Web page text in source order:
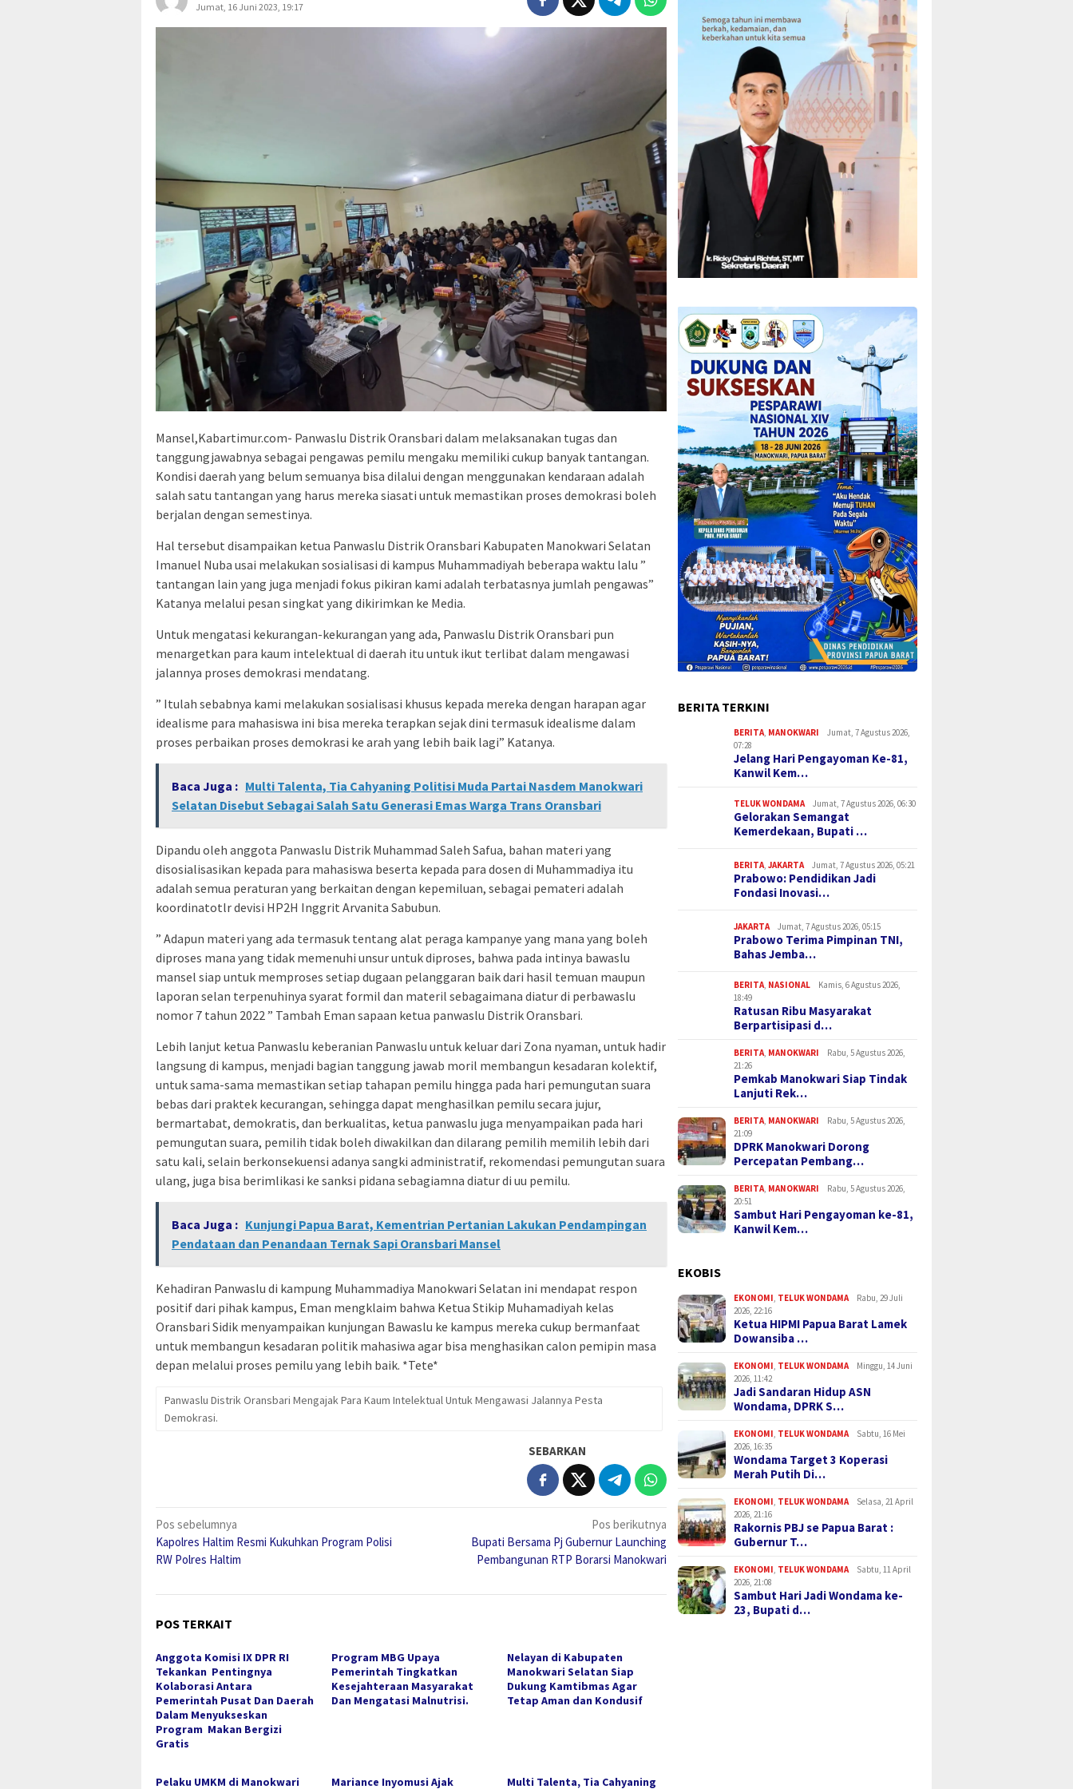
Jumat, 16 Juni 2023, 19:17
Mansel,Kabartimur.com- Panwaslu Distrik Oransbari dalam melaksanakan tugas dan
tanggungjawabnya sebagai pengawas pemilu mengaku memiliki cukup banyak tantangan.
Kondisi daerah yang belum semuanya bisa dilalui dengan menggunakan kendaraan adalah
salah satu tantangan yang harus mereka siasati untuk memastikan proses demokrasi boleh
berjalan dengan semestinya.
Hal tersebut disampaikan ketua Panwaslu Distrik Oransbari Kabupaten Manokwari Selatan
Imanuel Nuba usai melakukan sosialisasi di kampus Muhammadiyah beberapa waktu lalu ”
tantangan lain yang juga menjadi fokus pikiran kami adalah terbatasnya jumlah pengawas”
Katanya melalui pesan singkat yang dikirimkan ke Media.
Untuk mengatasi kekurangan-kekurangan yang ada, Panwaslu Distrik Oransbari pun
menargetkan para kaum intelektual di daerah itu untuk ikut terlibat dalam mengawasi
jalannya proses demokrasi mendatang.
” Itulah sebabnya kami melakukan sosialisasi khusus kepada mereka dengan harapan agar
idealisme para mahasiswa ini bisa mereka terapkan sejak dini termasuk idealisme dalam
proses perbaikan proses demokrasi ke arah yang lebih baik lagi” Katanya.
Baca Juga : Multi Talenta, Tia Cahyaning Politisi Muda Partai Nasdem Manokwari
Selatan Disebut Sebagai Salah Satu Generasi Emas Warga Trans Oransbari
Dipandu oleh anggota Panwaslu Distrik Muhammad Saleh Safua, bahan materi yang
disosialisasikan kepada para mahasiswa beserta kepada para dosen di Muhammadiya itu
adalah semua peraturan yang berkaitan dengan kepemiluan, sebagai pemateri adalah
koordinatotlr devisi HP2H Inggrit Arvanita Sabubun.
” Adapun materi yang ada termasuk tentang alat peraga kampanye yang mana yang boleh
diproses mana yang tidak memenuhi unsur untuk diproses, bahwa pada intinya bawaslu
mansel siap untuk memproses setiap dugaan pelanggaran baik dari hasil temuan maupun
laporan selan terpenuhinya syarat formil dan materil sebagaimana diatur di perbawaslu
nomor 7 tahun 2022 ” Tambah Eman sapaan ketua panwaslu Distrik Oransbari.
Lebih lanjut ketua Panwaslu keberanian Panwaslu untuk keluar dari Zona nyaman, untuk hadir
langsung di kampus, menjadi bagian tanggung jawab moril membangun kesadaran kolektif,
untuk sama-sama memastikan setiap tahapan pemilu hingga pada hari pemungutan suara
bebas dari praktek kecurangan, sehingga dapat menghasilkan pemilu secara jujur,
bermartabat, demokratis, dan berkualitas, ketua panwaslu juga menyampaikan pada hari
pemungutan suara, pemilih tidak boleh diwakilkan dan dilarang pemilih memilih lebih dari
satu kali, selain berkonsekuensi adanya sangki administratif, rekomendasi pemungutan suara
ulang, juga bisa berimlikasi ke sanksi pidana sebagiamna diatur di uu pemilu.
Baca Juga : Kunjungi Papua Barat, Kementrian Pertanian Lakukan Pendampingan
Pendataan dan Penandaan Ternak Sapi Oransbari Mansel
Kehadiran Panwaslu di kampung Muhammadiya Manokwari Selatan ini mendapat respon
positif dari pihak kampus, Eman mengklaim bahwa Ketua Stikip Muhamadiyah kelas
Oransbari Sidik menyampaikan kunjungan Bawaslu ke kampus mereka cukup bermanfaat
untuk membangun kesadaran politik mahasiwa agar bisa menghasikan calon pemipin masa
depan melalui proses pemilu yang lebih baik. *Tete*
Panwaslu Distrik Oransbari Mengajak Para Kaum Intelektual Untuk Mengawasi Jalannya Pesta
Demokrasi.
SEBARKAN
Navigasi
pos
Pos sebelumnya
Kapolres Haltim Resmi Kukuhkan Program Polisi
RW Polres Haltim
Pos berikutnya
Bupati Bersama Pj Gubernur Launching
Pembangunan RTP Borarsi Manokwari
POS TERKAIT
Anggota Komisi IX DPR RI
Tekankan Pentingnya
Kolaborasi Antara
Pemerintah Pusat Dan Daerah
Dalam Menyukseskan
Program Makan Bergizi
Gratis
Program MBG Upaya
Pemerintah Tingkatkan
Kesejahteraan Masyarakat
Dan Mengatasi Malnutrisi.
Nelayan di Kabupaten
Manokwari Selatan Siap
Dukung Kamtibmas Agar
Tetap Aman dan Kondusif
Pelaku UMKM di Manokwari
Mariance Inyomusi Ajak
Multi Talenta, Tia Cahyaning
BERITA TERKINI
BERITA MANOKWARI
Jumat, 7 Agustus 2026,
07:28
Jelang Hari Pengayoman Ke-81,
Kanwil Kem…
TELUK WONDAMA Jumat, 7 Agustus 2026, 06:30
Gelorakan Semangat
Kemerdekaan, Bupati …
BERITA ,JAKARTA Jumat, 7 Agustus 2026, 05:21
Prabowo: Pendidikan Jadi
Fondasi Inovasi…
JAKARTA Jumat, 7 Agustus 2026, 05:15
Prabowo Terima Pimpinan TNI,
Bahas Jemba…
BERITA NASIONAL
Kamis, 6 Agustus 2026,
18:49
Ratusan Ribu Masyarakat
Berpartisipasi d…
BERITA MANOKWARI
Rabu, 5 Agustus 2026,
21:26
Pemkab Manokwari Siap Tindak
Lanjuti Rek…
BERITA MANOKWARI
Rabu, 5 Agustus 2026,
21:09
DPRK Manokwari Dorong
Percepatan Pembang…
BERITA MANOKWARI
Rabu, 5 Agustus 2026,
20:51
Sambut Hari Pengayoman ke-81,
Kanwil Kem…
EKOBIS
EKONOMI TELUK WONDAMA
Rabu, 29 Juli
2026, 22:16
Ketua HIPMI Papua Barat Lamek
Dowansiba …
EKONOMI TELUK WONDAMA
Minggu, 14 Juni
2026, 11:42
Jadi Sandaran Hidup ASN
Wondama, DPRK S…
EKONOMI TELUK WONDAMA
Sabtu, 16 Mei
2026, 16:35
Wondama Target 3 Koperasi
Merah Putih Di…
EKONOMI TELUK WONDAMA
Selasa, 21 April
2026, 21:16
Rakornis PBJ se Papua Barat :
Gubernur T…
EKONOMI TELUK WONDAMA
Sabtu, 11 April
2026, 21:08
Sambut Hari Jadi Wondama ke-
23, Bupati d…